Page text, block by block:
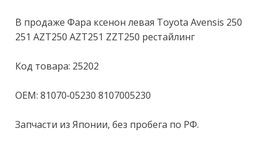
В продаже Фара ксенон левая Toyota Avensis 250
251 AZT250 AZT251 ZZT250 рестайлинг
Код товара: 25202
OEM: 81070-05230 8107005230
Запчасти из Японии, без пробега по РФ.